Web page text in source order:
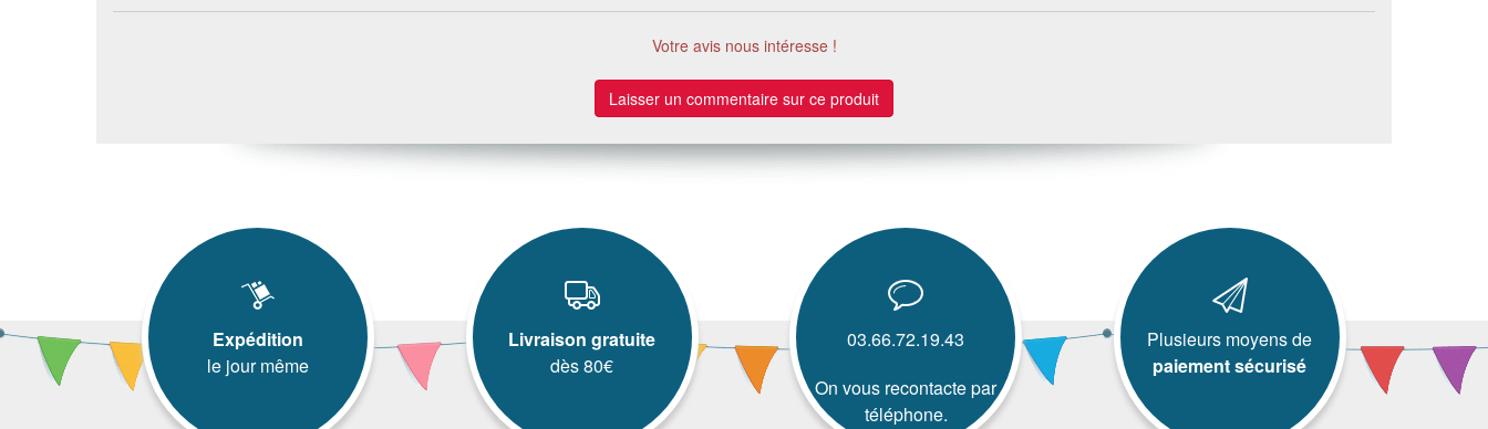
Votre avis nous intéresse !
Laisser un commentaire sur ce produit
Expédition
le jour même
Livraison gratuite
dès 80€
03.66.72.19.43
On vous recontacte par
téléphone.
Plusieurs moyens de
paiement sécurisé